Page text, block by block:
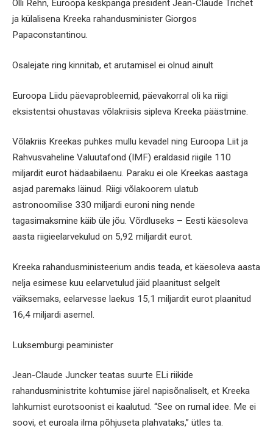
Olli Rehn, Euroopa keskpanga president Jean-Claude Trichet
ja külalisena Kreeka rahandusminister Giorgos
Papaconstantinou.
Osalejate ring kinnitab, et arutamisel ei olnud ainult
Euroopa Liidu päevaprobleemid, päevakorral oli ka riigi
eksistentsi ohustavas võlakriisis sipleva Kreeka päästmine.
Võlakriis Kreekas puhkes mullu kevadel ning Euroopa Liit ja
Rahvusvaheline Valuutafond (IMF) eraldasid riigile 110
miljardit eurot hädaabilaenu. Paraku ei ole Kreekas aastaga
asjad paremaks läinud. Riigi võlakoorem ulatub
astronoomilise 330 miljardi euroni ning nende
tagasimaksmine käib üle jõu. Võrdluseks – Eesti käesoleva
aasta riigieelarvekulud on 5,92 miljardit eurot.
Kreeka rahandusministeerium andis teada, et käesoleva aasta
nelja esimese kuu eelarvetulud jäid plaanitust selgelt
väiksemaks, eelarvesse laekus 15,1 miljardit eurot plaanitud
16,4 miljardi asemel.
Luksemburgi peaminister
Jean-Claude Juncker teatas suurte ELi riikide
rahandusministrite kohtumise järel napisõnaliselt, et Kreeka
lahkumist eurotsoonist ei kaalutud. “See on rumal idee. Me ei
soovi, et euroala ilma põhjuseta plahvataks,” ütles ta.